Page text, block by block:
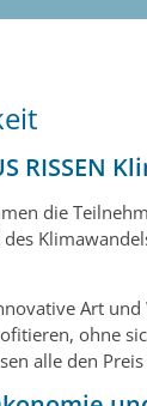
RISSEN
die
Art
ohne
alle den